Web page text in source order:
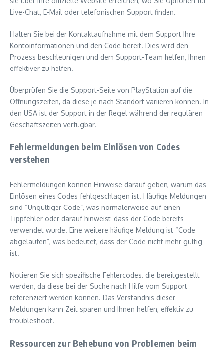
Live-Chat, E-Mail oder telefonischen Support finden.
Halten Sie bei der Kontaktaufnahme mit dem Support Ihre
Kontoinformationen und den Code bereit. Dies wird den
Prozess beschleunigen und dem Support-Team helfen, Ihnen
effektiver zu helfen.
Überprüfen Sie die Support-Seite von PlayStation auf die
Öffnungszeiten, da diese je nach Standort variieren können. In
den USA ist der Support in der Regel während der regulären
Geschäftszeiten verfügbar.
Fehlermeldungen beim Einlösen von Codes
verstehen
Fehlermeldungen können Hinweise darauf geben, warum das
Einlösen eines Codes fehlgeschlagen ist. Häufige Meldungen
sind “Ungültiger Code”, was normalerweise auf einen
Tippfehler oder darauf hinweist, dass der Code bereits
verwendet wurde. Eine weitere häufige Meldung ist “Code
abgelaufen”, was bedeutet, dass der Code nicht mehr gültig
ist.
Notieren Sie sich spezifische Fehlercodes, die bereitgestellt
werden, da diese bei der Suche nach Hilfe vom Support
referenziert werden können. Das Verständnis dieser
Meldungen kann Zeit sparen und Ihnen helfen, effektiv zu
troubleshoot.
Ressourcen zur Behebung von Problemen beim